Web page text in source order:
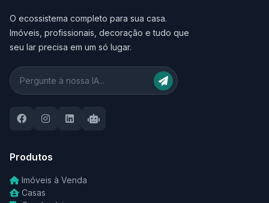
O ecossistema completo para sua casa.
Imóveis, profissionais, decoração e tudo que
seu lar precisa em um só lugar.
Produtos
Imóveis à Venda
Casas